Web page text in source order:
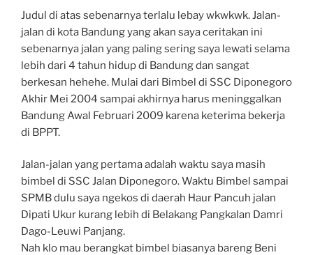
Judul di atas sebenarnya terlalu lebay wkwkwk. Jalan-
jalan di kota Bandung yang akan saya ceritakan ini
sebenarnya jalan yang paling sering saya lewati selama
lebih dari 4 tahun hidup di Bandung dan sangat
berkesan hehehe. Mulai dari Bimbel di SSC Diponegoro
Akhir Mei 2004 sampai akhirnya harus meninggalkan
Bandung Awal Februari 2009 karena keterima bekerja
di BPPT.
Jalan-jalan yang pertama adalah waktu saya masih
bimbel di SSC Jalan Diponegoro. Waktu Bimbel sampai
SPMB dulu saya ngekos di daerah Haur Pancuh jalan
Dipati Ukur kurang lebih di Belakang Pangkalan Damri
Dago-Leuwi Panjang.
Nah klo mau berangkat bimbel biasanya bareng Beni